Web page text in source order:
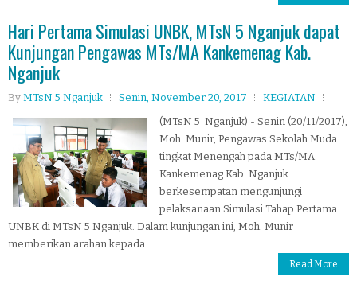
Hari Pertama Simulasi UNBK, MTsN 5 Nganjuk dapat
Kunjungan Pengawas MTs/MA Kankemenag Kab.
Nganjuk
By MTsN 5 Nganjuk Senin, November 20, 2017
KEGIATAN
(MTsN 5 Nganjuk) - Senin (20/11/2017),
Moh. Munir, Pengawas Sekolah Muda
tingkat Menengah pada MTs/MA
Kankemenag Kab. Nganjuk
berkesempatan mengunjungi
pelaksanaan Simulasi Tahap Pertama
UNBK di MTsN 5 Nganjuk. Dalam kunjungan ini, Moh. Munir
memberikan arahan kepada...
Read More